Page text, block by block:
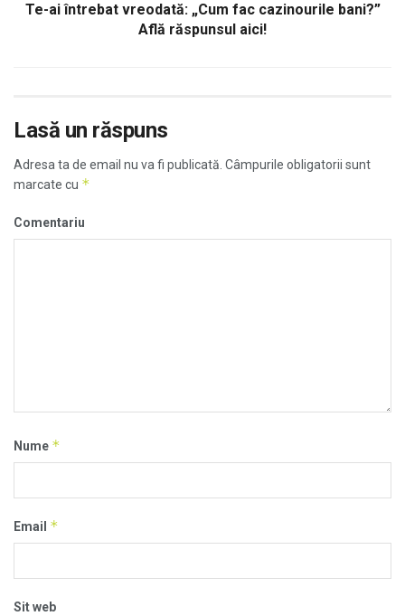
Te-ai întrebat vreodată: „Cum fac cazinourile bani?”
Află răspunsul aici!
Lasă un răspuns
Adresa ta de email nu va fi publicată. Câmpurile obligatorii sunt
marcate cu *
Comentariu
Nume *
Email *
Sit web